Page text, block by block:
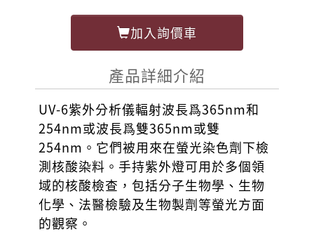
加入詢價車
產品詳細介紹
UV-6紫外分析儀輻射波長爲365nm和
254nm或波長爲雙365nm或雙
254nm。它們被用來在螢光染色劑下檢
測核酸染料。手持紫外燈可用於多個領
域的核酸檢查，包括分子生物學、生物
化學、法醫檢驗及生物製劑等螢光方面
的觀察。